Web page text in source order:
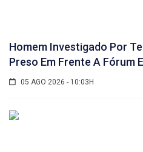
Homem Investigado Por
Preso Em Frente A Fórum
05 AGO 2026 - 10:03H